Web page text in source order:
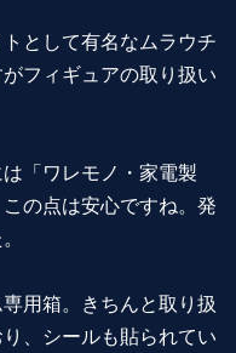
として有名なムラウチ
フィギュアの取り扱い
「ワレモノ・家電製
の点は安心ですね。発
用箱。きちんと取り扱
、シールも貼られてい